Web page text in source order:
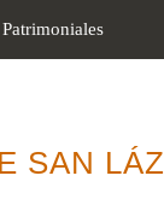
SAN